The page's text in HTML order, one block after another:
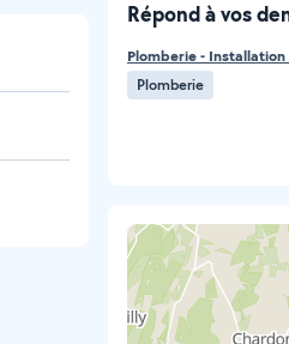
Répond à vos
Plomberie -
Plomberie